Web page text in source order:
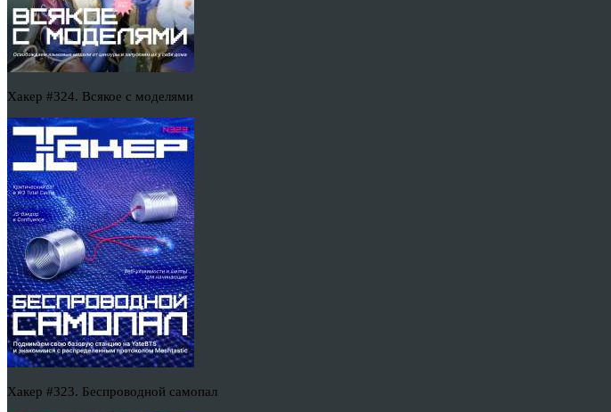
Хакер #324. Всякое с моделями
Хакер #323. Беспроводной самопал